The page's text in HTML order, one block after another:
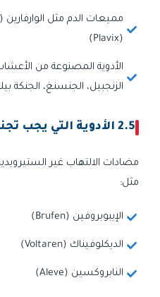
(Plavix)
الأدوية المصنوعة من
الزنجبيل، الجنسنغ، الجنكة
2.5 الأدوية التي يجب تجنبها تماما:
مضادات الالتهاب غير
مثل:
الإيبوبروفين (Brufen)
الديكلوفيناك (Voltaren)
النابروكسين (Aleve)